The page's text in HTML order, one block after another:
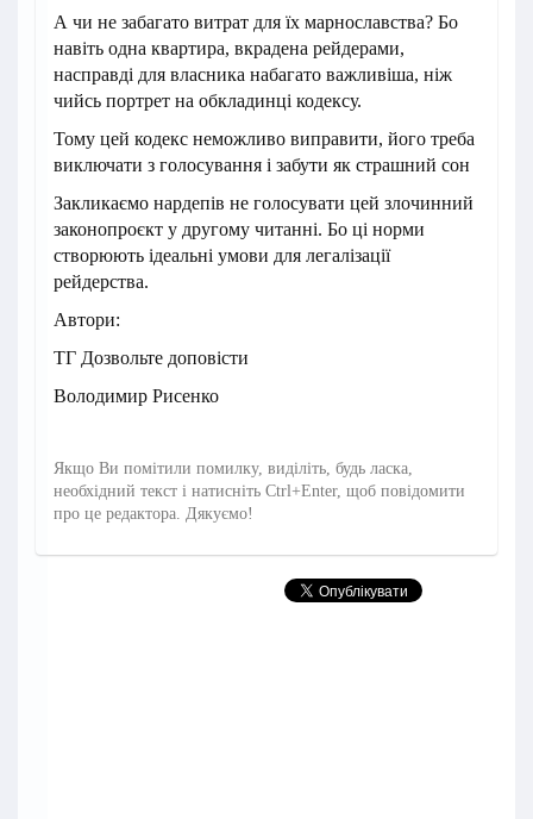
А чи не забагато витрат для їх марнославства? Бо
навіть одна квартира, вкрадена рейдерами,
насправді для власника набагато важливіша, ніж
чийсь портрет на обкладинці кодексу.
Тому цей кодекс неможливо виправити, його треба
виключати з голосування і забути як страшний сон
Закликаємо нардепів не голосувати цей злочинний
законопроєкт у другому читанні. Бо ці норми
створюють ідеальні умови для легалізації
рейдерства.
Автори:
ТГ Дозвольте доповісти
Володимир Рисенко
Якщо Ви помітили помилку, виділіть, будь ласка,
необхідний текст і натисніть Ctrl+Enter, щоб повідомити
про це редактора. Дякуємо!